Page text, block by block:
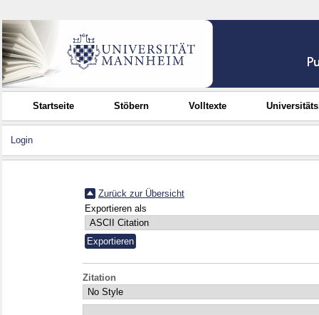
Startseite Stöbern Volltexte
Login
Zurück zur Übersicht
Exportieren als
Zitation